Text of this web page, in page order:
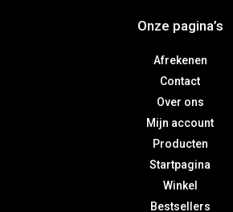
Onze pagina’s
Afrekenen
Contact
Over ons
Mijn account
Producten
Startpagina
Winkel
Bestsellers